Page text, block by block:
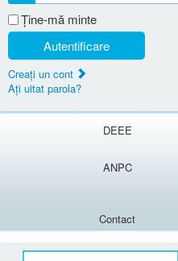
Ţine-mă minte
Autentificare
Creaţi un cont
Aţi uitat parola?
DEEE
ANPC
Contact